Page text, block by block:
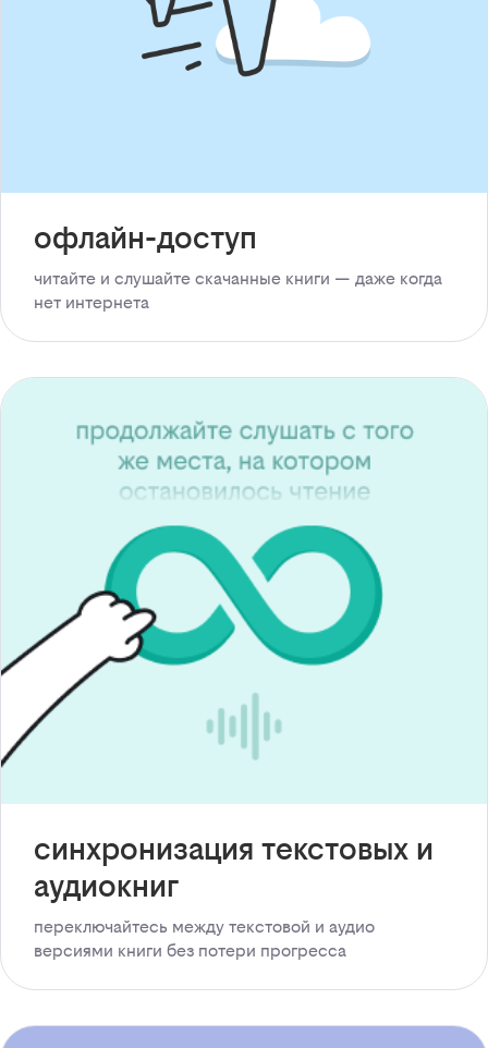
офлайн-доступ
читайте и слушайте скачанные книги — даже когда
нет интернета
синхронизация текстовых и
аудиокниг
переключайтесь между текстовой и аудио
версиями книги без потери прогресса